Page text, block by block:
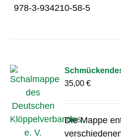
978-3-934210-58-5
35,00€
Die Mappe